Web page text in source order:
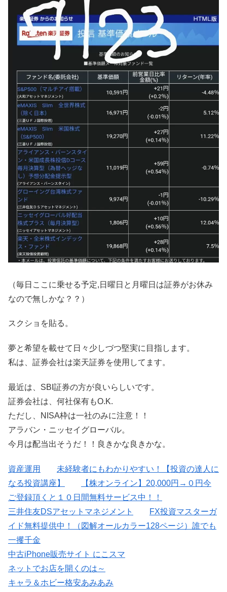
（毎日ここに乗せる予定,日曜日と月曜日は証券がお休み
なので無しかな？？）
スクショを貼る。
夢と希望を載せて日々少しづつ堅実に目指します。
私は、証券会社は楽天証券を使用してます。
最近は、SBI証券の方が良いらしいです。
証券会社は、何社保有もO.K.
ただし、NISA枠は一社のみに注意！！
アラバン・ニッセイグローバル。
今月は配当出そうだ！！良きかな良きかな。
資産運用
未経験者にもわかりやすい！【投資の達人に
なる投資講座】
【株オンライン】20,000円→０円今
ご登録頂くと１０日間無料サービス中！！
三井住友DSアセットマネジメント
FX投資マスターガ
イド無料提供中！（図解オールカラー128ページ）誰でも
一攫千金
中古iPhone販売サイト にこスマ
ネットでお店を開くのは～
キャラ＆ホビー格安あみあみ